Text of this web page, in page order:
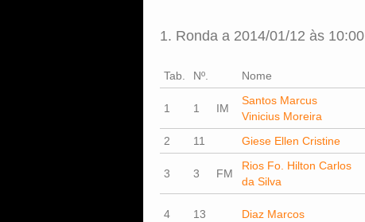
1. Ronda a 2014/01/12 às 10:00
Tab. Nº. Nome
1 1 IM
Santos Marcus
Vinicius Moreira
2 11 Giese Ellen Cristine
3 3 FM
Rios Fo. Hilton Carlos
da Silva
4 13 Diaz Marcos